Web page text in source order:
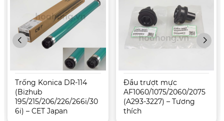
Trống Konica DR-114
(Bizhub
195/215/206/226/266i/30
6i) – CET Japan
Đầu trượt mực
AF1060/1075/2060/2075
(A293-3227) – Tương
thích